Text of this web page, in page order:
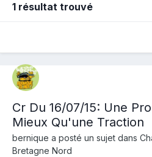
1 résultat trouvé
Cr Du 16/07/15: Une
Mieux Qu'une Traction
bernique a posté un sujet dans
Bretagne Nord